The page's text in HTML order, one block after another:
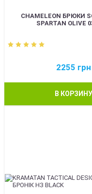
CHAMELEON БРЮКИ
SPARTAN OLIVE
2255 грн
В КОРЗИНУ